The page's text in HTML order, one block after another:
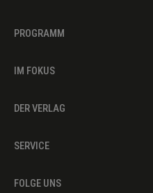
PROGRAMM
IM FOKUS
DER VERLAG
SERVICE
FOLGE UNS